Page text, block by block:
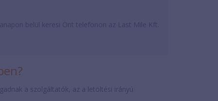
a szolgáltatók, az a letöltési irányú